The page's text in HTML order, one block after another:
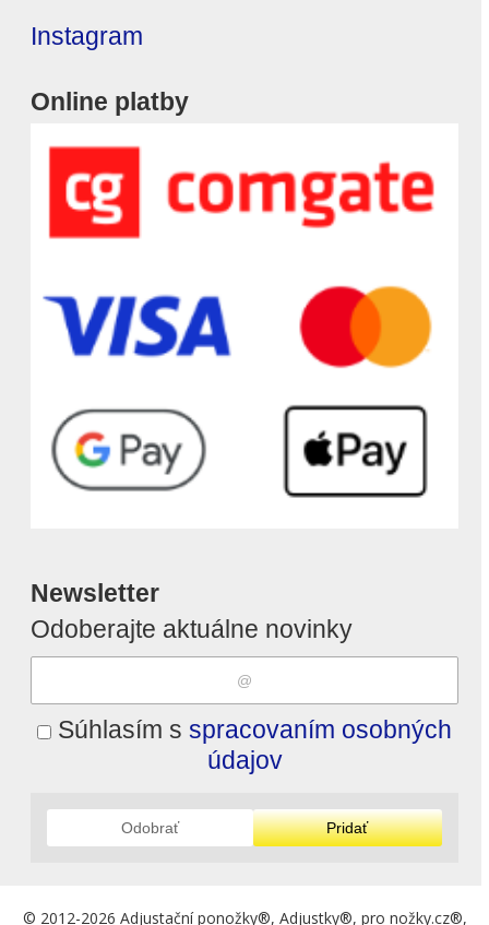
Instagram
Online platby
Newsletter
Odoberajte aktuálne novinky
Súhlasím s spracovaním osobných
údajov
Odobrať Pridať
© 2012-2026 Adjustační ponožky®, Adjustky®, pro nožky.cz®,